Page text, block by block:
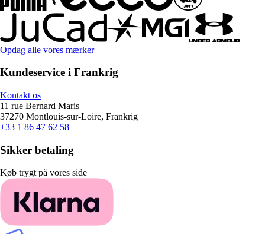
Opdag alle vores mærker
Kundeservice i Frankrig
Kontakt os
11 rue Bernard Maris
37270 Montlouis-sur-Loire, Frankrig
+33 1 86 47 62 58
Sikker betaling
Køb trygt på vores side